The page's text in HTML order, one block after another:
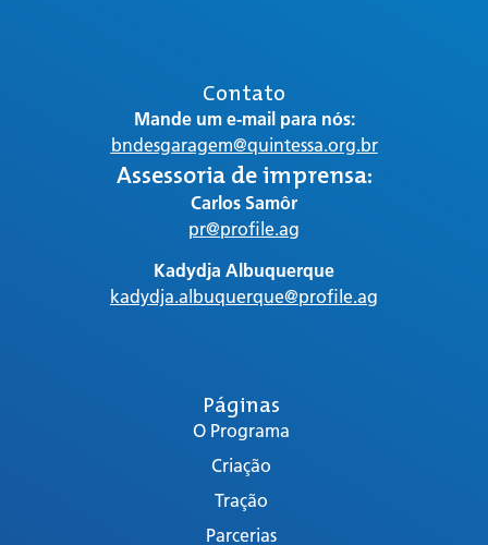
Páginas
O Programa
Criação
Tração
Parcerias
Contato
Mande um e-mail para nós:
bndesgaragem@quintessa.org.br
Assessoria de imprensa:
Carlos Samôr
pr@profile.ag
Kadydja Albuquerque
kadydja.albuquerque@profile.ag